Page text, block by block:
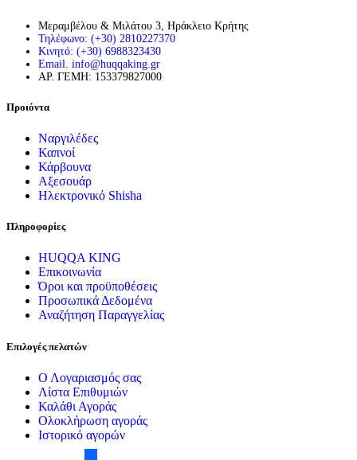
Μεραμβέλου & Μιλάτου 3, Ηράκλειο Κρήτης
Τηλέφωνο: (+30) 2810227370
Κινητό: (+30) 6988323430
Email. info@huqqaking.gr
ΑΡ. ΓΕΜΗ: 153379827000
Προιόντα
Ναργιλέδες
Καπνοί
Κάρβουνα
Αξεσουάρ
Ηλεκτρονικό Shisha
Πληροφορίες
HUQQA KING
Επικοινωνία
Όροι και προϋποθέσεις
Προσωπικά Δεδομένα
Αναζήτηση Παραγγελίας
Επιλογές πελατών
Ο Λογαριασμός σας
Λίστα Επιθυμιών
Καλάθι Αγοράς
Ολοκλήρωση αγοράς
Ιστορικό αγορών